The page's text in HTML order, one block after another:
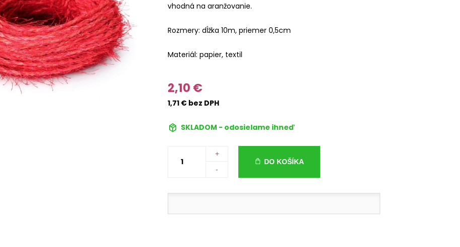
vhodná na aranžovanie.
Rozmery: dĺžka 10m, priemer 0,5cm
Materiál: papier, textil
2,10 €
1,71 € bez DPH
SKLADOM - odosielame ihneď
+
-
DO KOŠÍKA